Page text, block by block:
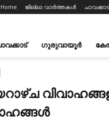
Home ജില്ലാ വാർത്തകൾ ചാവക്കാട്
ഗുരുവായൂർ